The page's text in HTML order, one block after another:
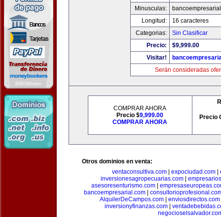
Minusculas:
Longitud:
16 caracteres
Categorias:
Sin Clasificar
Precio:
$9,999.00
Visitar!
Serán consideradas
COMPRAR AHORA
Precio $9,999.00
COMPRAR AHORA
Precio
Otros dominios en venta:
ventaconsultiva.com
expociudad.com
inversionesagropecuarias.com
asesoresenturismo.com|
bancoempresarial.com
AlquilerDeCampos.com
enviosdirectos.com
inversionyfinanzas.com|